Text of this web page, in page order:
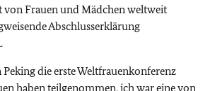
von Frauen und Mädchen weltweit
Abschlusserklärung
Peking die erste Weltfrauenkonferenz
haben teilgenommen, ich war eine von